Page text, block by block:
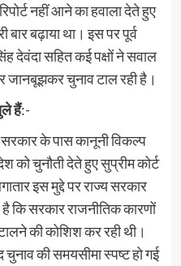
नहीं आने का हवाला देते हुए
बढ़ाया था। इस पर पूर्व
देवंदा सहित कई पक्षों ने सवाल
जानबूझकर चुनाव टाल रही है।
हैं:-
के पास कानूनी विकल्प
चुनौती देते हुए सुप्रीम कोर्ट
इस मुद्दे पर राज्य सरकार
कि सरकार राजनीतिक कारणों
की कोशिश कर रही थी।
की समयसीमा स्पष्ट हो गई